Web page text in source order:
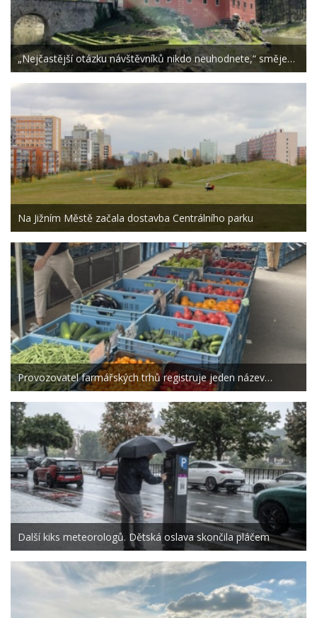
„Nejčastější otázku návštěvníků nikdo neuhodnete,“ směje…
Na Jižním Městě začala dostavba Centrálního parku
Provozovatel farmářských trhů registruje jeden název…
Další kiks meteorologů. Dětská oslava skončila pláčem